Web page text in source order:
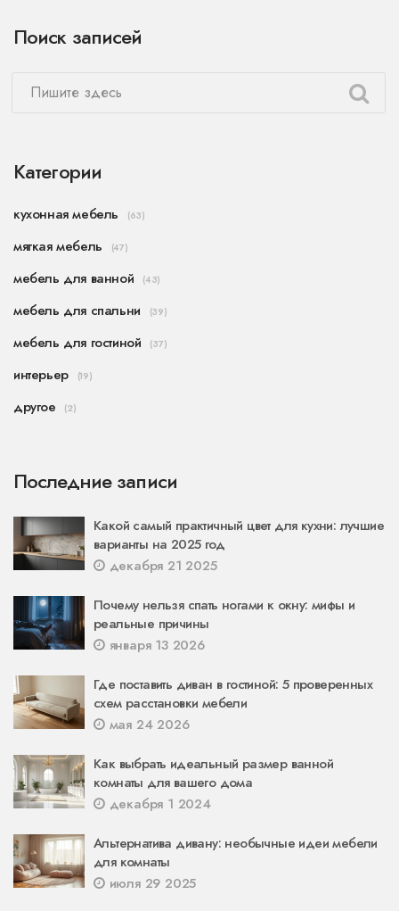
Поиск записей
Категории
кухонная мебель (63)
мягкая мебель (47)
мебель для ванной (43)
мебель для спальни (39)
мебель для гостиной (37)
интерьер (19)
другое (2)
Последние записи
Какой самый практичный цвет для кухни: лучшие
варианты на 2025 год
декабря 21 2025
Почему нельзя спать ногами к окну: мифы и
реальные причины
января 13 2026
Где поставить диван в гостиной: 5 проверенных
схем расстановки мебели
мая 24 2026
Как выбрать идеальный размер ванной
комнаты для вашего дома
декабря 1 2024
Альтернатива дивану: необычные идеи мебели
для комнаты
июля 29 2025